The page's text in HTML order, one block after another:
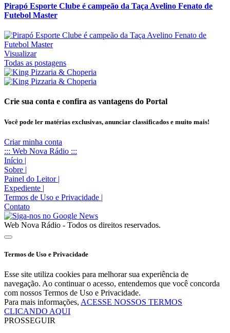
Pirapó Esporte Clube é campeão da Taça Avelino Fenato de
Futebol Master
Visualizar
Todas as postagens
Crie sua conta e confira as vantagens do Portal
Você pode ler matérias exclusivas, anunciar classificados e muito mais!
Criar minha conta
::: Web Nova Rádio :::
Início |
Sobre |
Painel do Leitor |
Expediente |
Termos de Uso e Privacidade |
Contato
Web Nova Rádio - Todos os direitos reservados.
Termos de Uso e Privacidade
Esse site utiliza cookies para melhorar sua experiência de
navegação. Ao continuar o acesso, entendemos que você concorda
com nossos Termos de Uso e Privacidade.
Para mais informações, ACESSE NOSSOS TERMOS
CLICANDO AQUI
PROSSEGUIR